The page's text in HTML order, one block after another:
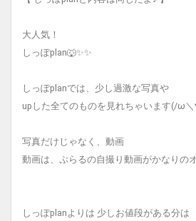
大人気！
しっぽplan🐺✨✨
しっぽplanでは、少し過激な写真や
upした全てのものを見れちゃいます(/ω＼
写真だけじゃなく、動画
動画は、ぷらるの自撮り動画がかなりの
しっぽplanよりは 少しお値段がある分は